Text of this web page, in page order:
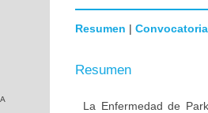
Resumen | Convocatoria
Resumen
La Enfermedad de